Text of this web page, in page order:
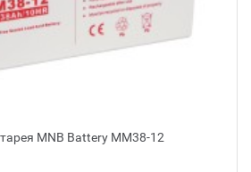
MNB Battery MM38-12